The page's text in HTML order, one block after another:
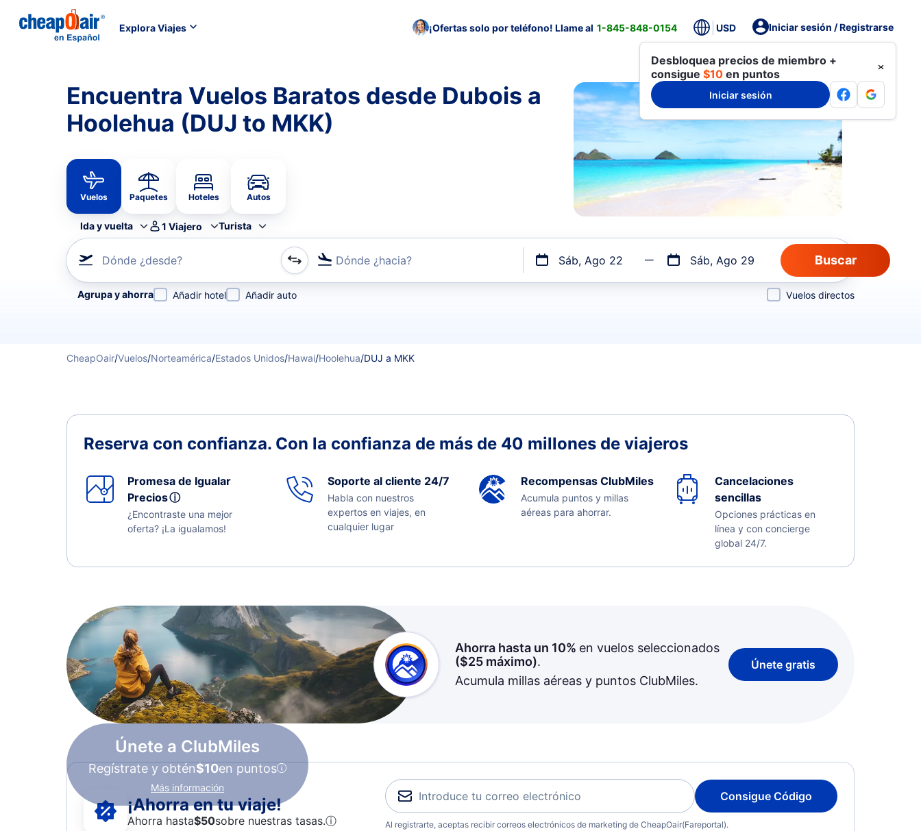
Explora Viajes ¡Ofertas solo por teléfono! Llame al 1-845-848-0154 USD Iniciar sesión / Registrarse
Desbloquea precios de miembro +
consigue $10 en puntos
Iniciar sesión
Encuentra Vuelos Baratos desde Dubois a
Hoolehua (DUJ to MKK)
Vuelos Paquetes Hoteles Autos
Ida y vuelta 1 Viajero Turista
Dónde ¿desde? Dónde ¿hacia? Sáb, Ago 22 Sáb, Ago 29
Refina tu búsqueda por aerolínea, por ciudad o aeropuerto o por vuelos directos
Agrupa y ahorra Añadir hotel Añadir auto Vuelos directos
CheapOair/Vuelos/Norteamérica/Estados Unidos/Hawai/Hoolehua/DUJ a MKK
Reserva con confianza. Con la confianza de más de 40 millones de viajeros
Promesa de Igualar
Preciosⓘ
¿Encontraste una mejor
oferta? ¡La igualamos!
Soporte al cliente 24/7
Habla con nuestros
expertos en viajes, en
cualquier lugar
Recompensas ClubMiles
Acumula puntos y millas
aéreas para ahorrar.
Cancelaciones
sencillas
Opciones prácticas en
línea y con concierge
global 24/7.
Únete a ClubMiles
Regístrate y obtén$10en puntos
Más información
Ahorra hasta un 10% en vuelos seleccionados
($25máximo).
Acumula millas aéreas y puntos ClubMiles.
Únete gratis
¡Ahorra en tu viaje!
Ahorra hasta$50sobre nuestras tasas.ⓘ
Consigue Código
Al registrarte, aceptas recibir correos electrónicos de marketing de CheapOair(Fareportal).